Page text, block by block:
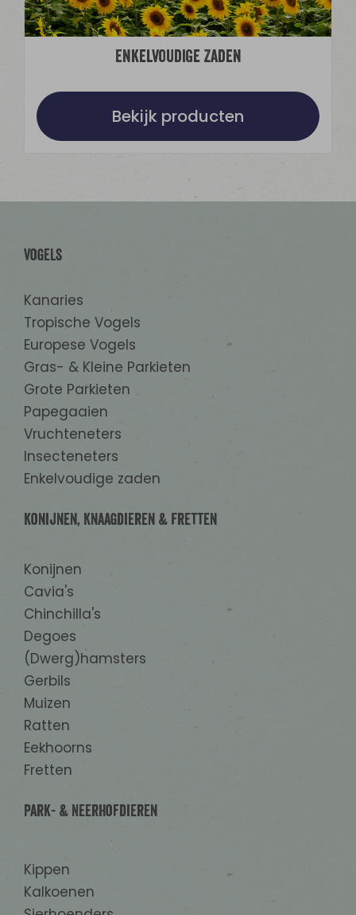
Enkelvoudige Zaden
Bekijk producten
Vogels
Kanaries
Tropische Vogels
Europese Vogels
Gras- & Kleine Parkieten
Grote Parkieten
Papegaaien
Vruchteneters
Insecteneters
Enkelvoudige zaden
Konijnen, Knaagdieren & Fretten
Konijnen
Cavia's
Chinchilla's
Degoes
(Dwerg)hamsters
Gerbils
Muizen
Ratten
Eekhoorns
Fretten
Park- & Neerhofdieren
Kippen
Kalkoenen